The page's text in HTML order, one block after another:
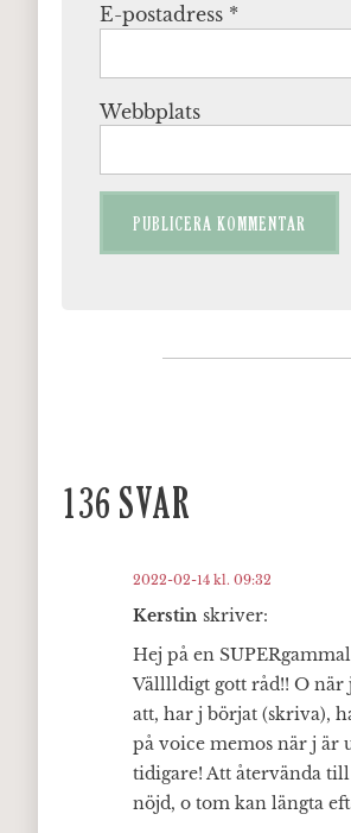
E-postadress *
Webbplats
136 SVAR
Kerstin skriver:
2022-02-14 kl. 09:32
Hej på en
Välllldigt gott råd!! O när
att, har j börjat (skriva),
på voice memos när j är
tidigare! Att återvända
nöjd, o tom kan längta